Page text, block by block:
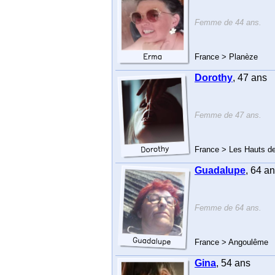
Femme de 44 ans.
France > Planèze
Dorothy, 47 ans
Femme de 47 ans.
France > Les Hauts
Guadalupe, 64
Femme de 64 ans.
France > Angoulême
Gina, 54 ans